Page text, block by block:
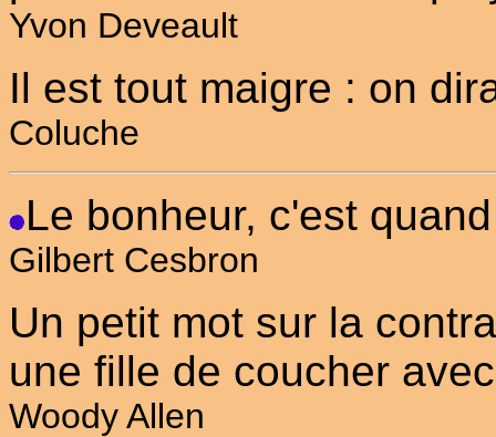
Yvon Deveault
Il est tout maigre : on
Coluche
Le bonheur, c'est
Gilbert Cesbron
Un petit mot sur la
une fille de coucher
Woody Allen